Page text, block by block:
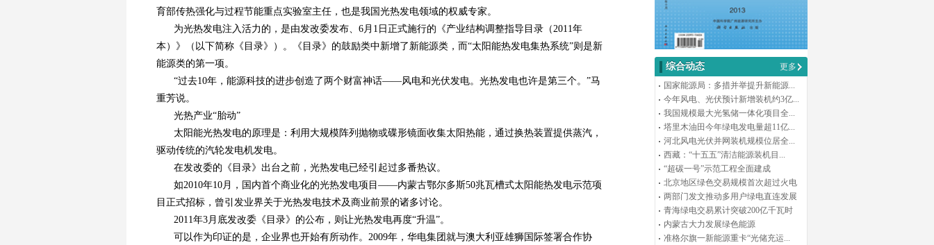
育部传热强化与过程节能重点实验室主任，也是我国光热发电领域的权威专家。
为光热发电注入活力的，是由发改委发布、6月1日正式施行的《产业结构调整指导目录（2011年
本）》（以下简称《目录》）。《目录》的鼓励类中新增了新能源类，而“太阳能热发电集热系统”则是新
能源类的第一项。
“过去10年，能源科技的进步创造了两个财富神话——风电和光伏发电。光热发电也许是第三个。”马
重芳说。
光热产业“胎动”
太阳能光热发电的原理是：利用大规模阵列抛物或碟形镜面收集太阳热能，通过换热装置提供蒸汽，
驱动传统的汽轮发电机发电。
在发改委的《目录》出台之前，光热发电已经引起过多番热议。
如2010年10月，国内首个商业化的光热发电项目——内蒙古鄂尔多斯50兆瓦槽式太阳能热发电示范项
目正式招标，曾引发业界关于光热发电技术及商业前景的诸多讨论。
2011年3月底发改委《目录》的公布，则让光热发电再度“升温”。
可以作为印证的是，企业界也开始有所动作。2009年，华电集团就与澳大利亚雄狮国际签署合作协
综合动态
更多
国家能源局：多措并举提升新能源...
今年风电、光伏预计新增装机约3亿...
我国规模最大光氢储一体化项目全...
塔里木油田今年绿电发电量超11亿...
河北风电光伏并网装机规模位居全...
西藏：“十五五”清洁能源装机目...
“超碳一号”示范工程全面建成
北京地区绿色交易规模首次超过火电
两部门发文推动多用户绿电直连发展
青海绿电交易累计突破200亿千瓦时
内蒙古大力发展绿色能源
准格尔旗一新能源重卡“光储充运...